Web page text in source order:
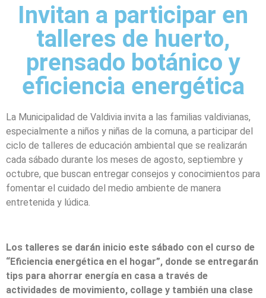
Invitan a participar en
talleres de huerto,
prensado botánico y
eficiencia energética
La Municipalidad de Valdivia invita a las familias valdivianas,
especialmente a niños y niñas de la comuna, a participar del
ciclo de talleres de educación ambiental que se realizarán
cada sábado durante los meses de agosto, septiembre y
octubre, que buscan entregar consejos y conocimientos para
fomentar el cuidado del medio ambiente de manera
entretenida y lúdica.
Los talleres se darán inicio este sábado con el curso de
“Eficiencia energética en el hogar”, donde se entregarán
tips para ahorrar energía en casa a través de
actividades de movimiento, collage y también una clase